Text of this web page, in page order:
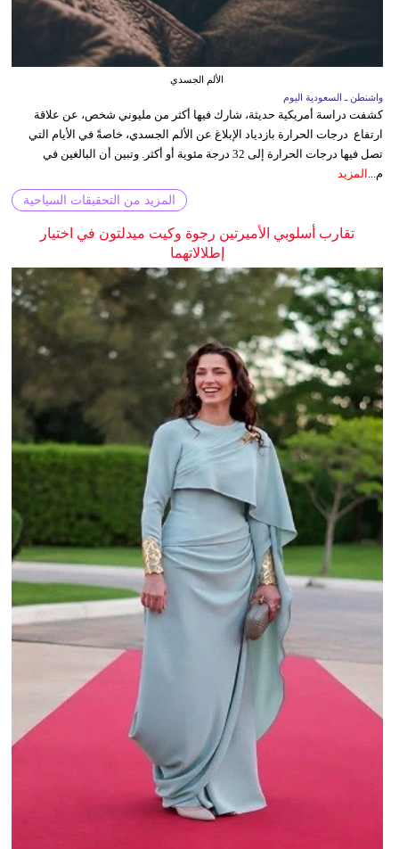
الألم الجسدي
واشنطن ـ السعودية اليوم
كشفت دراسة أمريكية حديثة، شارك فيها أكثر من مليوني شخص، عن علاقة
ارتفاع درجات الحرارة بازدياد الإبلاغ عن الألم الجسدي، خاصةً في الأيام التي
تصل فيها درجات الحرارة إلى 32 درجة مئوية أو أكثر. وتبين أن البالغين في
م...
المزيد
المزيد من التحقيقات السياحية
تقارب أسلوبي الأميرتين رجوة وكيت ميدلتون في اختيار
إطلالاتهما